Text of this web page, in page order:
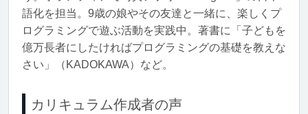
語化を担当。9歳の娘やその友達と一緒に、楽しくプ
ログラミングで遊ぶ活動を実践中。著書に「子どもを
億万長者にしたければプログラミングの基礎を教えな
さい」（KADOKAWA）など。
カリキュラム作成者の声